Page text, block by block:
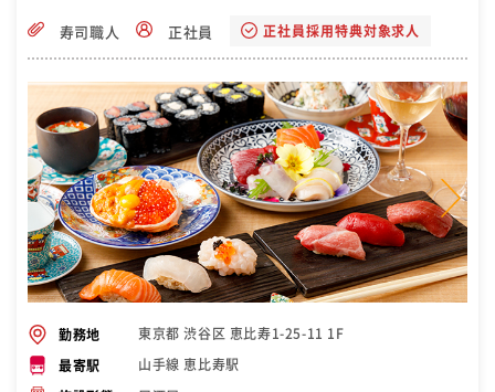
寿司職人 正社員 正社員採用特典対象求人
勤務地 東京都 渋谷区 恵比寿1-25-11 1F
最寄駅 山手線 恵比寿駅